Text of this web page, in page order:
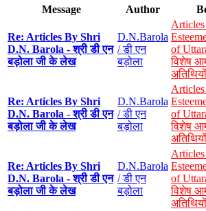
Message Author
Re: Articles By Shri
D.N. Barola - श्री डी एन
बड़ोला जी के लेख
D.N.Barola
/ डी एन
बड़ोला
of
विशेष
Re: Articles By Shri
D.N. Barola - श्री डी एन
बड़ोला जी के लेख
D.N.Barola
/ डी एन
बड़ोला
of
विशेष
Re: Articles By Shri
D.N. Barola - श्री डी एन
बड़ोला जी के लेख
D.N.Barola
/ डी एन
बड़ोला
of
विशेष